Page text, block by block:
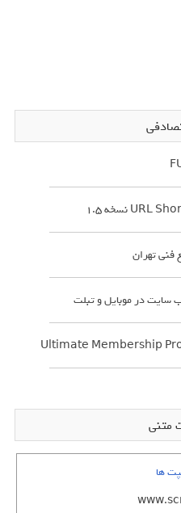
سایت در موبایل و تبلت
متنی
ها